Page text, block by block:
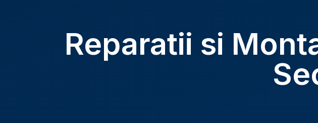
Reparatii si